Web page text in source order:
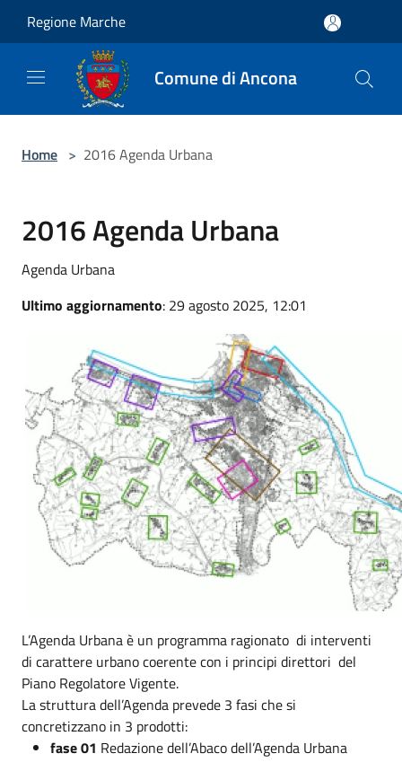
Regione Marche
Comune di Ancona
Home > 2016 Agenda Urbana
2016 Agenda Urbana
Agenda Urbana
Ultimo aggiornamento: 29 agosto 2025, 12:01
L’Agenda Urbana è un programma ragionato di interventi
di carattere urbano coerente con i principi direttori del
Piano Regolatore Vigente.
La struttura dell’Agenda prevede 3 fasi che si
concretizzano in 3 prodotti:
fase 01 Redazione dell’Abaco dell’Agenda Urbana